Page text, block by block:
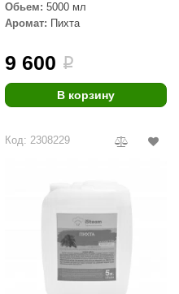
Обьем: 5000 мл
Аромат: Пихта
9 600 i
В корзину
Код: 2308229